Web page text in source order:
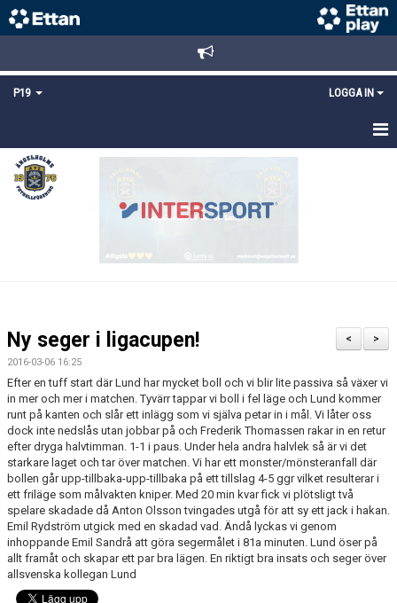
P19 LOGGA IN
HEM
NYHETER
KONTAKT
FYS
TEORI
>
<
Ny seger i ligacupen!
2016-03-06 16:25
Efter en tuff start där Lund har mycket boll och vi blir lite passiva så växer vi
in mer och mer i matchen. Tyvärr tappar vi boll i fel läge och Lund kommer
runt på kanten och slår ett inlägg som vi själva petar in i mål. Vi låter oss
dock inte nedslås utan jobbar på och Frederik Thomassen rakar in en retur
efter dryga halvtimman. 1-1 i paus. Under hela andra halvlek så är vi det
starkare laget och tar över matchen. Vi har ett monster/mönsteranfall där
bollen går upp-tillbaka-upp-tillbaka på ett tillslag 4-5 ggr vilket resulterar i
ett friläge som målvakten kniper. Med 20 min kvar fick vi plötsligt två
spelare skadade då Anton Olsson tvingades utgå för att sy ett jack i hakan.
Emil Rydström utgick med en skadad vad. Ändå lyckas vi genom
inhoppande Emil Sandrå att göra segermålet i 81a minuten. Lund öser på
allt framåt och skapar ett par bra lägen. En riktigt bra insats och seger över
allsvenska kollegan Lund